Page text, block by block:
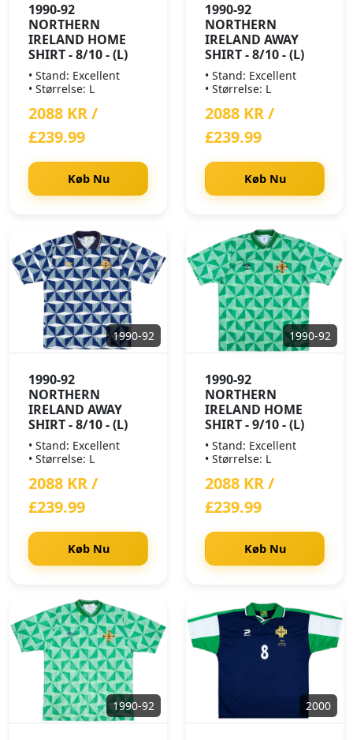
1990-92
NORTHERN
IRELAND HOME
SHIRT - 8/10 - (L)
• Stand: Excellent
• Størrelse: L
2088 KR /
£239.99
Køb Nu
1990-92
NORTHERN
IRELAND AWAY
SHIRT - 8/10 - (L)
• Stand: Excellent
• Størrelse: L
2088 KR /
£239.99
Køb Nu
1990-92
1990-92
NORTHERN
IRELAND AWAY
SHIRT - 8/10 - (L)
• Stand: Excellent
• Størrelse: L
2088 KR /
£239.99
Køb Nu
1990-92
1990-92
NORTHERN
IRELAND HOME
SHIRT - 9/10 - (L)
• Stand: Excellent
• Størrelse: L
2088 KR /
£239.99
Køb Nu
1990-92 2000